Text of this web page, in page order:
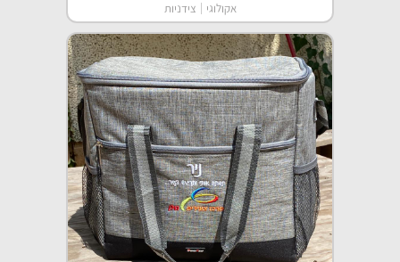
אקולוגי צידניות